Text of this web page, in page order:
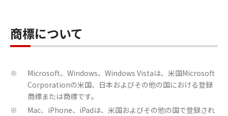
商標について
※
Microsoft、Windows、Windows Vistaは、米国Microsoft
Corporationの米国、日本およびその他の国における登録
商標または商標です。
※
Mac、iPhone、iPadは、米国およびその他の国で登録され